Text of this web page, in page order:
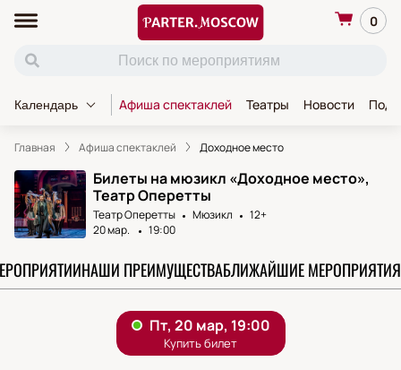
0
Календарь Афиша спектаклей Театры Новости
Главная Афиша спектаклей Доходное место
Билеты на мюзикл «Доходное место»,
Театр Оперетты
Театр Оперетты Мюзикл
12+
20 мар.
19:00
НАШИ ПРЕИМУЩЕСТВАБЛИЖАЙШИЕ МЕРОПРИЯТИЯ